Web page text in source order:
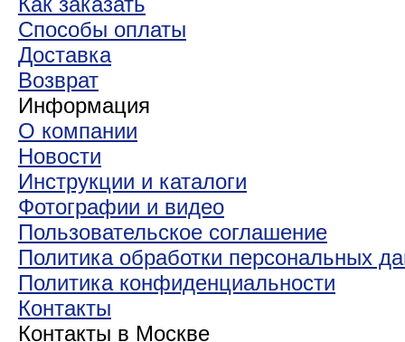
Способы оплаты
Доставка
Возврат
Информация
О компании
Новости
Инструкции и каталоги
Фотографии и видео
Пользовательское соглашение
Политика обработки персональных
Политика конфиденциальности
Контакты
Контакты в Москве